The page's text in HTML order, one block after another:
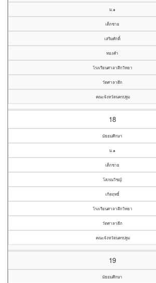
ม.๑
เด็กชาย
เสริมศักดิ์
ทองคำ
โรงเรียนศาลาตึกวิทยา
วัดศาลาตึก
คณะจังหวัดนครปฐม
18
มัธยมศึกษา
ม.๑
เด็กชาย
โสภณวิชญ์
เกิดฤทธิ์
โรงเรียนศาลาตึกวิทยา
วัดศาลาตึก
คณะจังหวัดนครปฐม
19
มัธยมศึกษา